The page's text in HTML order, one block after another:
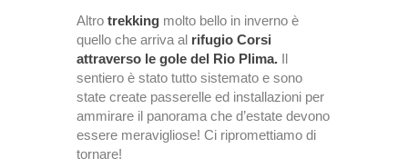
Altro trekking molto bello in inverno è
quello che arriva al rifugio Corsi
attraverso le gole del Rio Plima. Il
sentiero è stato tutto sistemato e sono
state create passerelle ed installazioni per
ammirare il panorama che d’estate devono
essere meravigliose! Ci ripromettiamo di
tornare!